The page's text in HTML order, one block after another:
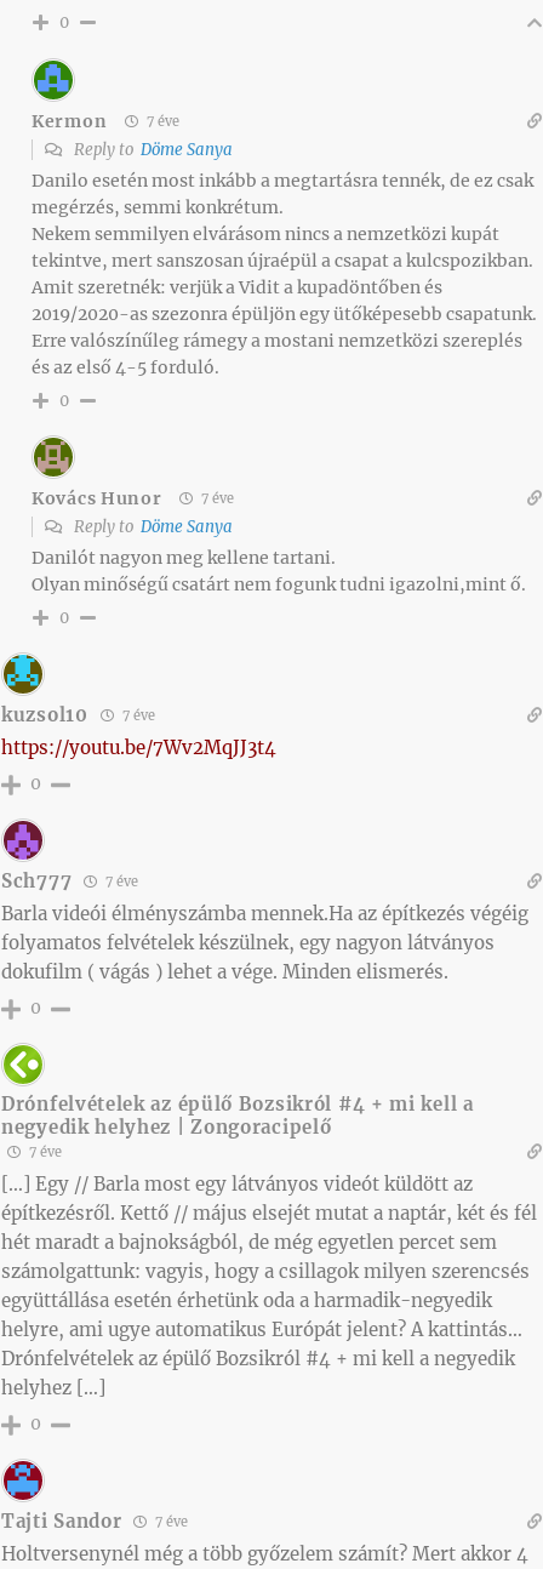
0
Kermon 7 éve
Reply to Döme Sanya
Danilo esetén most inkább a megtartásra tennék, de ez csak
megérzés, semmi konkrétum.
Nekem semmilyen elvárásom nincs a nemzetközi kupát
tekintve, mert sanszosan újraépül a csapat a kulcspozikban.
Amit szeretnék: verjük a Vidit a kupadöntőben és
2019/2020-as szezonra épüljön egy ütőképesebb csapatunk.
Erre valószínűleg rámegy a mostani nemzetközi szereplés
és az első 4-5 forduló.
0
Kovács Hunor 7 éve
Reply to Döme Sanya
Danilót nagyon meg kellene tartani.
Olyan minőségű csatárt nem fogunk tudni igazolni,mint ő.
0
kuzsol10 7 éve
https://youtu.be/7Wv2MqJJ3t4
0
Sch777 7 éve
Barla videói élményszámba mennek.Ha az építkezés végéig
folyamatos felvételek készülnek, egy nagyon látványos
dokufilm ( vágás ) lehet a vége. Minden elismerés.
0
Drónfelvételek az épülő Bozsikról #4 + mi kell a
negyedik helyhez | Zongoracipelő
7 éve
[…] Egy // Barla most egy látványos videót küldött az
építkezésről. Kettő // május elsejét mutat a naptár, két és fél
hét maradt a bajnokságból, de még egyetlen percet sem
számolgattunk: vagyis, hogy a csillagok milyen szerencsés
együttállása esetén érhetünk oda a harmadik-negyedik
helyre, ami ugye automatikus Európát jelent? A kattintás…
Drónfelvételek az épülő Bozsikról #4 + mi kell a negyedik
helyhez […]
0
Tajti Sandor 7 éve
Holtversenynél még a több győzelem számít? Mert akkor 4